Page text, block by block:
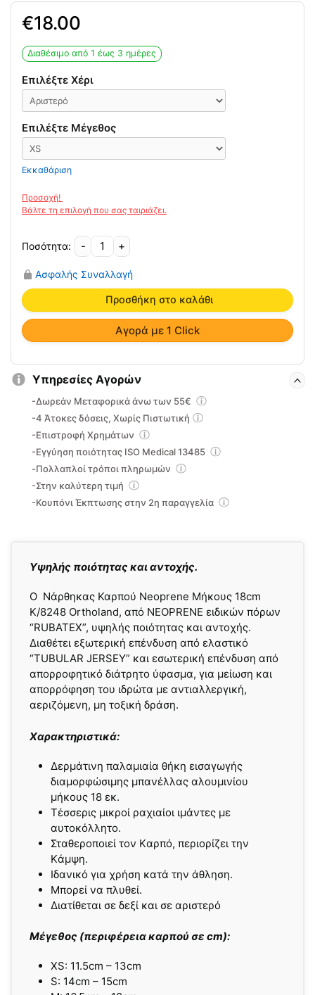
Yψηλής ποιότητας και αντοχής.
Ο Νάρθηκας Καρπού Neoprene Μήκους 18cm
K/8248 Ortholand, από NEOPRENE ειδικών πόρων
“RUBATEX”, υψηλής ποιότητας και αντοχής.
Διαθέτει εξωτερική επένδυση από ελαστικό
“TUBULAR JERSEY” και εσωτερική επένδυση από
απορροφητικό διάτρητο ύφασμα, για μείωση και
απορρόφηση του ιδρώτα με αντιαλλεργική,
αεριζόμενη, μη τοξική δράση.
Χαρακτηριστικά:
Δερμάτινη παλαμιαία θήκη εισαγωγής
διαμορφώσιμης μπανέλλας αλουμινίου
μήκους 18 εκ.
Τέσσερις μικροί ραχιαίοι ιμάντες με
αυτοκόλλητο.
Σταθεροποιεί τον Kαρπό, περιορίζει την
Kάμψη.
Ιδανικό για χρήση κατά την άθληση.
Μπορεί να πλυθεί.
Διατίθεται σε δεξί και σε αριστερό
Μέγεθος (περιφέρεια καρπού σε cm):
XS: 11.5cm – 13cm
S: 14cm – 15cm
18.00
Διαθέσιμο από 1 έως 3 ημέρες
Επιλέξτε Χέρι
Επιλέξτε Μέγεθος
Εκκαθάριση
Αγορά με 1 Click
-
Νάρθηκας
Καρπού
Neoprene
Μήκους
18cm
K/8248
Ortholand
ποσότητα
+
Ασφαλής Συναλλαγή
Προσθήκη στο καλάθι
Υπηρεσίες Αγορών
-Δωρεάν Μεταφορικά άνω των 55€
-4 Άτοκες δόσεις, Χωρίς Πιστωτική
-Επιστροφή Χρημάτων
-Εγγύηση ποιότητας ISO Medical 13485
-Πολλαπλοί τρόποι πληρωμών
-Στην καλύτερη τιμή
-Κουπόνι Έκπτωσης στην 2η παραγγελία